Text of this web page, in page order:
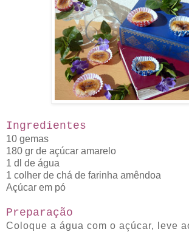
Ingredientes
10 gemas
180 gr de açúcar amarelo
1 dl de água
1 colher de chá de farinha amêndoa
Açúcar em pó
Preparação
Coloque a água com o açúcar, leve